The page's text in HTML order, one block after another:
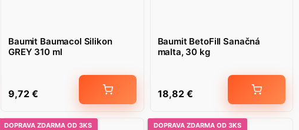
Baumit Baumacol Silikon
GREY 310 ml
9,72 €
Baumit BetoFill Sanačná
malta, 30 kg
18,82 €
DOPRAVA ZDARMA OD 3KS DOPRAVA ZDARMA OD 3KS